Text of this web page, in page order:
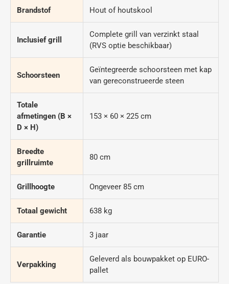
Brandstof Hout of houtskool
Inclusief grill
Complete grill van verzinkt staal
(RVS optie beschikbaar)
Schoorsteen
Geïntegreerde schoorsteen met kap
van gereconstrueerde steen
Totale
afmetingen (B ×
D × H)
153 × 60 × 225 cm
Breedte
grillruimte
80 cm
Grillhoogte Ongeveer 85 cm
Totaal gewicht 638 kg
Garantie 3 jaar
Verpakking
Geleverd als bouwpakket op EURO-
pallet